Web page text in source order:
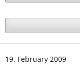
19. February 2009